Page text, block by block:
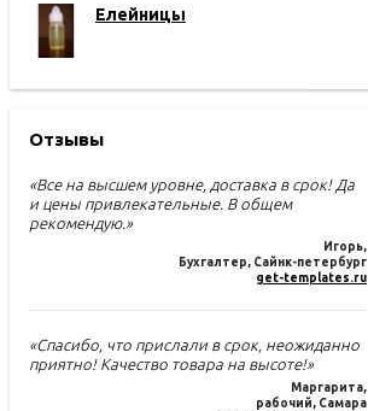
Елейницы
Отзывы
«Все на высшем уровне, доставка в срок! Да
и цены привлекательные. В общем
рекомендую.»
Игорь,
Бухгалтер, Сайнк-петербург
get-templates.ru
«Спасибо, что прислали в срок, неожиданно
приятно! Качество товара на высоте!»
Маргарита,
рабочий, Самара